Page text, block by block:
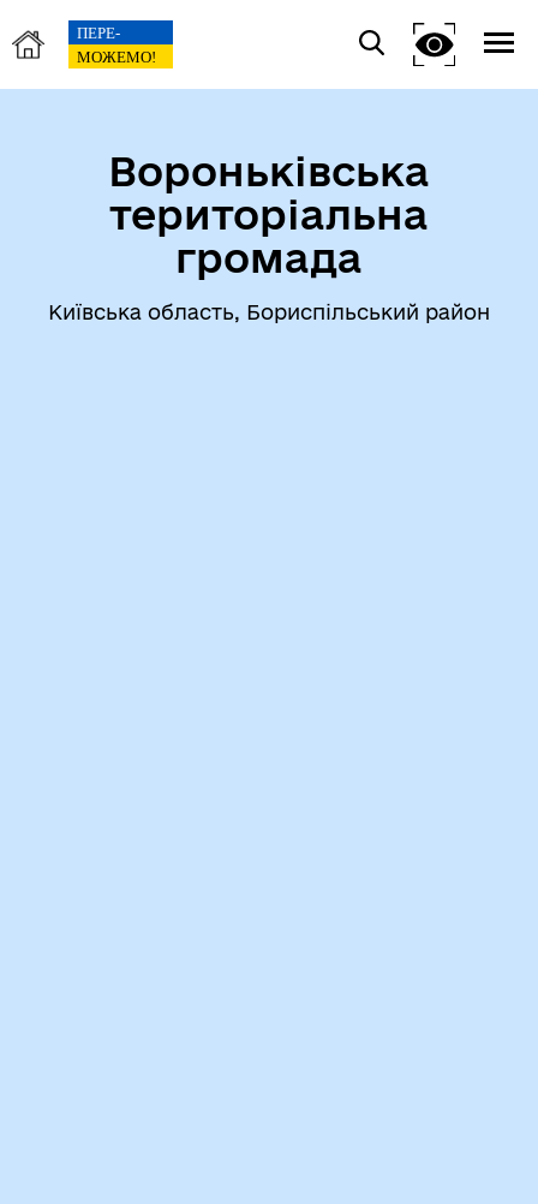
Вороньківська
територіальна
громада
Київська область, Бориспільський район